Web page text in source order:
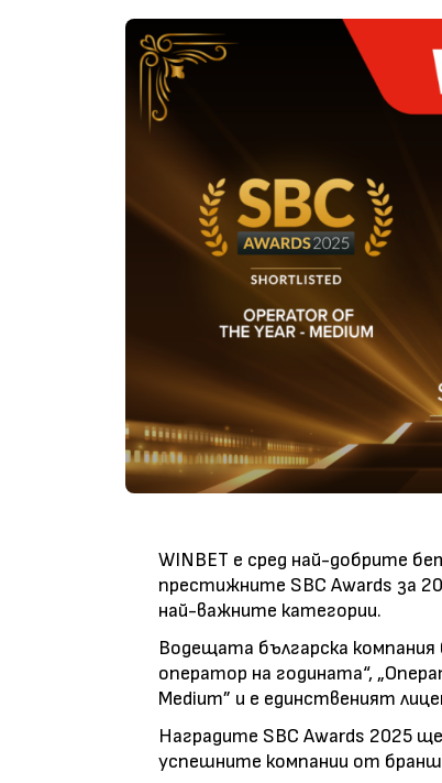
WINBET е сред най-добрите
престижните SBC Awards за
най-важните категории.
Водещата българска
оператор на годината“,
Medium” и е единственият
Наградите SBC Awards 2025
успешните компании от